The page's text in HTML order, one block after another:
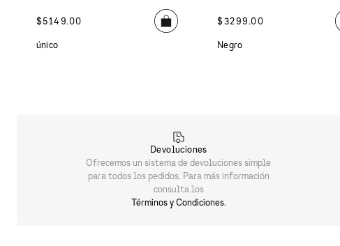
$5149.00
único
$3299.00
Negro
Devoluciones
Ofrecemos un sistema de devoluciones simple
para todos los pedidos. Para más información
consulta los
Términos y Condiciones.